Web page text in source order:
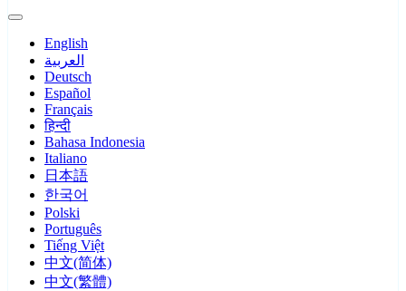
English
العربية
Deutsch
Español
Français
हिन्दी
Bahasa Indonesia
Italiano
日本語
한국어
Polski
Português
Tiếng Việt
中文(简体)
中文(繁體)